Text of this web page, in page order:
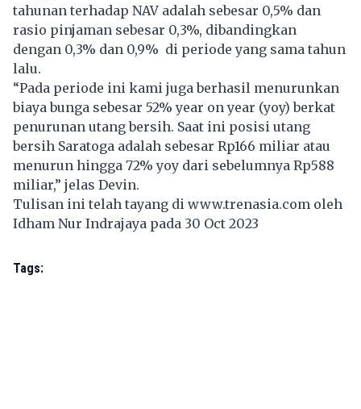
tahunan terhadap NAV adalah sebesar 0,5% dan
rasio pinjaman sebesar 0,3%, dibandingkan
dengan 0,3% dan 0,9% di periode yang sama tahun
lalu.
“Pada periode ini kami juga berhasil menurunkan
biaya bunga sebesar 52% year on year (yoy) berkat
penurunan utang bersih. Saat ini posisi utang
bersih Saratoga adalah sebesar Rp166 miliar atau
menurun hingga 72% yoy dari sebelumnya Rp588
miliar,” jelas Devin.
Tulisan ini telah tayang di www.trenasia.com oleh
Idham Nur Indrajaya pada 30 Oct 2023
Tags: